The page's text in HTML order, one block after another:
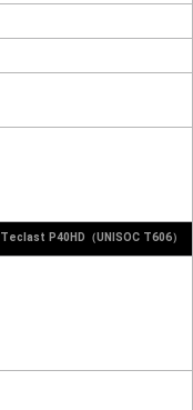
Teclast P40HD（UNISOC T606）